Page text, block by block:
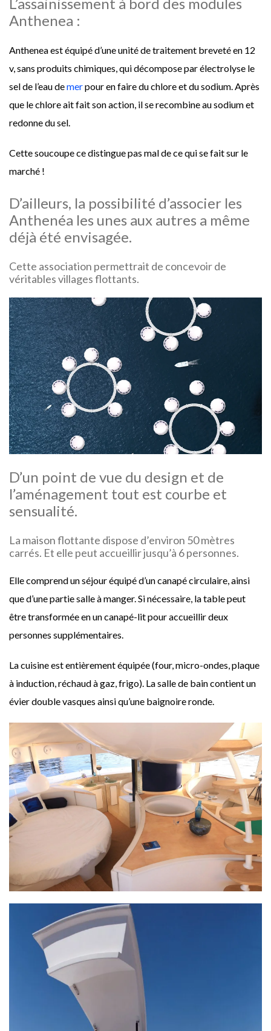
L’assainissement à bord des modules
Anthenea :
Anthenea est équipé d’une unité de traitement breveté en 12
v, sans produits chimiques, qui décompose par électrolyse le
sel de l’eau demerpour en faire du chlore et du sodium. Après
que le chlore ait fait son action, il se recombine au sodium et
redonne du sel.
Cette soucoupe ce distingue pas mal de ce qui se fait sur le
marché !
D’ailleurs, la possibilité d’associer les
Anthenéa les unes aux autres a même
déjà été envisagée.
Cette association permettrait de concevoir de
véritables villages flottants.
D’un point de vue du design et de
l’aménagement tout est courbe et
sensualité.
La maison flottante dispose d’environ 50 mètres
carrés. Et elle peut accueillir jusqu’à 6 personnes.
Elle comprend un séjour équipé d’un canapé circulaire, ainsi
que d’une partie salle à manger. Si nécessaire, la table peut
être transformée en un canapé-lit pour accueillir deux
personnes supplémentaires.
La cuisine est entièrement équipée (four, micro-ondes, plaque
à induction, réchaud à gaz, frigo). La salle de bain contient un
évier double vasques ainsi qu’une baignoire ronde.